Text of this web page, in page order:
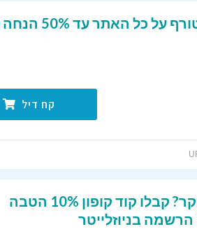
מבצע הנחה מטורף על כל
קח דיל
חדשים בפוט לוקר? קבלו קוד קופון 10% הטבה
בניוזלייטר